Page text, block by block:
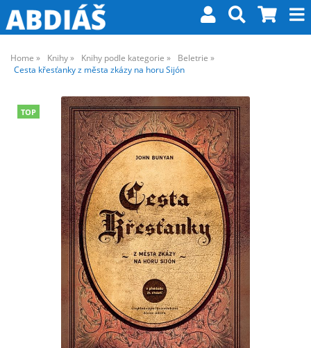
Home Knihy Knihy podle kategorie
Beletrie
Cesta křesťanky z města zkázy na horu Sijón